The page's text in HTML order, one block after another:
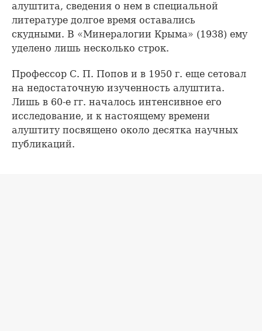
алуштита, сведения о нем в специальной
литературе долгое время оставались
скудными. В «Минералогии Крыма» (1938) ему
уделено лишь несколько строк.
Профессор С. П. Попов и в 1950 г. еще сетовал
на недостаточную изученность алуштита.
Лишь в 60-е гг. началось интенсивное его
исследование, и к настоящему времени
алуштиту посвящено около десятка научных
публикаций.